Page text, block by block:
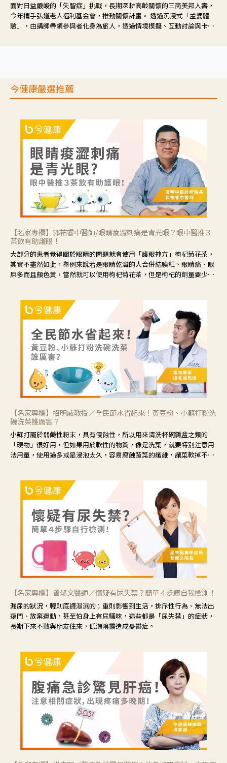
面對日益嚴峻的「失智症」挑戰，長期深耕高齡關懷的三商美邦人壽，
今年攜手弘道老人福利基金會，推動關懷計畫。 透過沉浸式「孟婆體
驗」，由講師帶領參與者化身為旅人，透過情境模擬、互動討論與卡牌
今健康嚴選推薦
【名家專欄】郭祐睿中醫師/眼睛痠澀刺痛是青光眼？眼中醫推３
茶飲有助護眼！
大部分的患者覺得關於眼睛的問題就會使用「護眼神方」枸杞菊花茶，
其實不盡然如此，舉例來說若是眼睛乾澀的人合併結膜紅、眼睛痛、眼
屎多而且顏色黃，當然就可以使用枸杞菊花茶，但是枸杞的劑量要少，
候就要使用菊花、金銀花來治療；假如單純的眼睛乾澀，結膜沒有紅，
眼睛周圍沒有眼屎，這種情況是屬於「陰虛」，就可以使用枸杞、蓮
藕、麥門冬、山藥等比較滋潤的藥材，效果就更顯著。
【名家專欄】招明威教授／全民節水省起來！黃豆粉、小蘇打粉洗
碗洗菜誰厲害？
小蘇打屬於弱鹼性粉末，具有侵蝕性，所以用來清洗杯碗瓢盆之類的
「硬物」很好用，但如果用於軟性的物質，像是洗菜，就要特別注意用
法用量，使用過多或是浸泡太久，容易腐蝕蔬菜的纖維，讓菜軟掉不清
【名家專欄】曾郁文醫師／懷疑有尿失禁？簡單４步驟自我檢測！
漏尿的狀況，輕則底褲濕濕的；重則影響到生活，排斥性行為、無法出
遠門、放棄運動，甚至怕身上有尿騷味，這些都是「尿失禁」的症狀，
長期下來不敢與朋友往來，低潮陰霾造成憂鬱症。